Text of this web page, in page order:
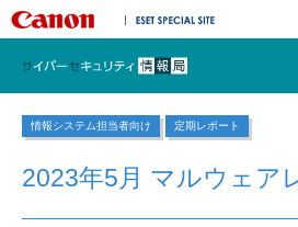
キヤノンマーケティング
サ
情報システム担当者向け 定期レポート
2023年5月 マルウェア